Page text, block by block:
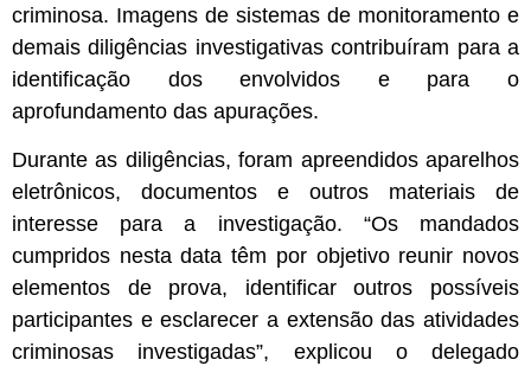
criminosa. Imagens de sistemas de monitoramento e
demais diligências investigativas contribuíram para a
identificação dos envolvidos e para o
aprofundamento das apurações.
Durante as diligências, foram apreendidos aparelhos
eletrônicos, documentos e outros materiais de
interesse para a investigação. “Os mandados
cumpridos nesta data têm por objetivo reunir novos
elementos de prova, identificar outros possíveis
participantes e esclarecer a extensão das atividades
criminosas investigadas”, explicou o delegado